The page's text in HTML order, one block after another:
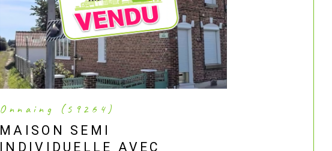
Onnaing (59264)
MAISON SEMI
INDIVIDUELLE AVEC